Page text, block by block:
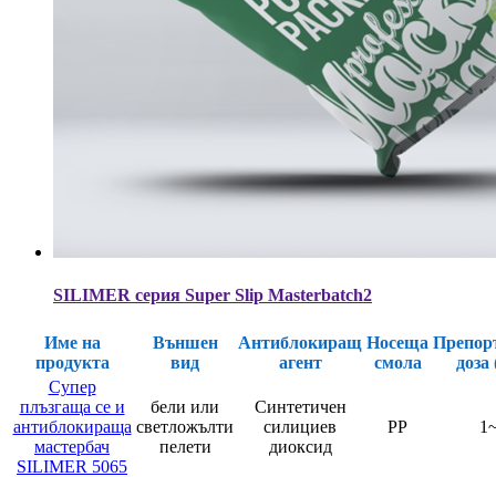
SILIMER серия Super Slip Masterbatch2
Име на
продукта
Външен
вид
Антиблокиращ
агент
Носеща
смола
Супер
плъзгаща се и
антиблокираща
мастербач
SILIMER 5065
бели или
светложълти
пелети
Синтетичен
силициев
диоксид
PP